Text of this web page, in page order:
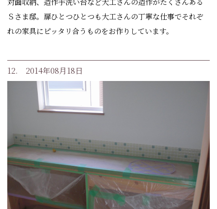
Ｓさま邸。扉ひとつひとつも大工さんの丁寧な仕事でそれぞ
れの家具にピッタリ合うものをお作りしています。
12. 2014年08月18日